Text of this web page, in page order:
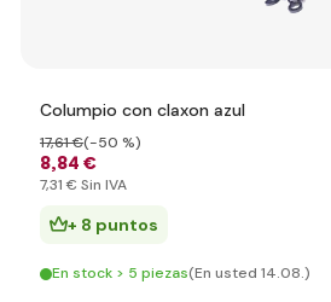
Columpio con claxon azul
8,84 €
17,61 €(-50 %)
7,31 € Sin IVA
+ 8 puntos
En stock > 5 piezas(En usted 14.08.)